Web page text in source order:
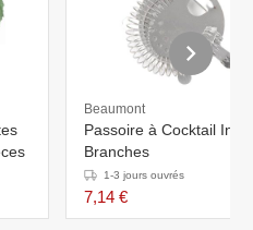
Beaumont
Passoire à Cocktail
Branches
1-3 jours ouvrés
7,14 €